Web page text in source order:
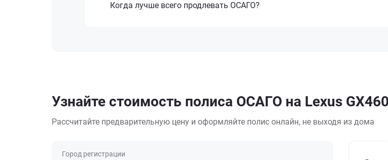
Когда лучше всего продлевать ОСАГО?
Узнайте стоимость полиса ОСАГО на Lexus
Рассчитайте предварительную цену и оформляйте полис онлайн, не выходя из дома
Город регистрации